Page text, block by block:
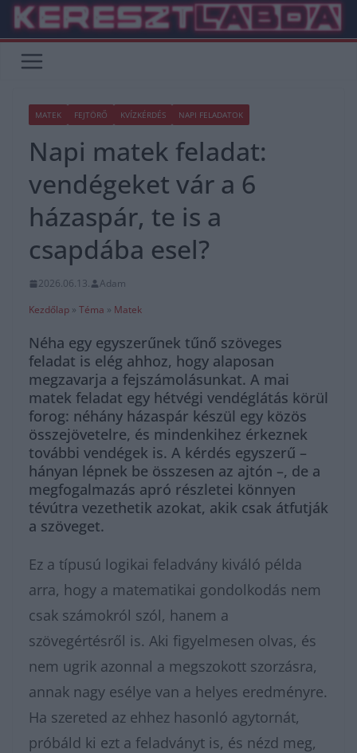
Skip
content
MATEK FEJTÖRŐ KVÍZKÉRDÉS NAPI FELADATOK
Napi matek feladat:
vendégeket vár a 6
házaspár, te is a
csapdába esel?
2026.06.13.
Adam
Kezdőlap » Téma » Matek
Néha egy egyszerűnek tűnő szöveges
feladat is elég ahhoz, hogy alaposan
megzavarja a fejszámolásunkat. A mai
matek feladat egy hétvégi vendéglátás körül
forog: néhány házaspár készül egy közös
összejövetelre, és mindenkihez érkeznek
további vendégek is. A kérdés egyszerű –
hányan lépnek be összesen az ajtón –, de a
megfogalmazás apró részletei könnyen
tévútra vezethetik azokat, akik csak átfutják
a szöveget.
Ez a típusú logikai feladvány kiváló példa
arra, hogy a matematikai gondolkodás nem
csak számokról szól, hanem a
szövegértésről is. Aki figyelmesen olvas, és
nem ugrik azonnal a megszokott szorzásra,
annak nagy esélye van a helyes eredményre.
Ha szereted az ehhez hasonló agytornát,
próbáld ki ezt a feladványt is, és nézd meg,